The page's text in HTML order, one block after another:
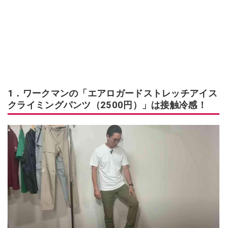
1．ワークマンの「エアロガードストレッチアイス
クライミングパンツ（2500円）」は接触冷感！